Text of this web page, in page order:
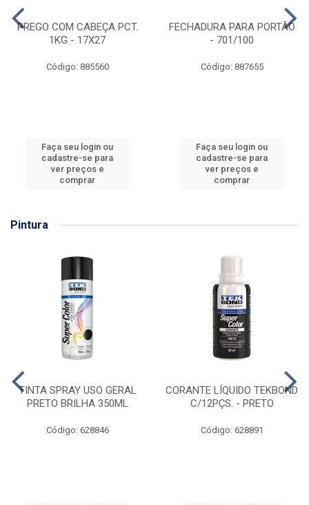
PREGO COM CABEÇA PCT.
1KG - 17X27
Código: 885560
Faça seu login ou
cadastre-se para
ver preços e
comprar
FECHADURA PARA PORTÃO
- 701/100
Código: 887655
Faça seu login ou
cadastre-se para
ver preços e
comprar
Pintura
TINTA SPRAY USO GERAL
PRETO BRILHA 350ML
Código: 628846
CORANTE LÍQUIDO TEKBOND
C/12PÇS. - PRETO
Código: 628891